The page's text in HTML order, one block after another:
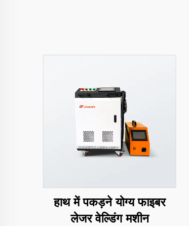
हाथ में पकड़ने योग्य फाइबर
लेजर वेल्डिंग मशीन